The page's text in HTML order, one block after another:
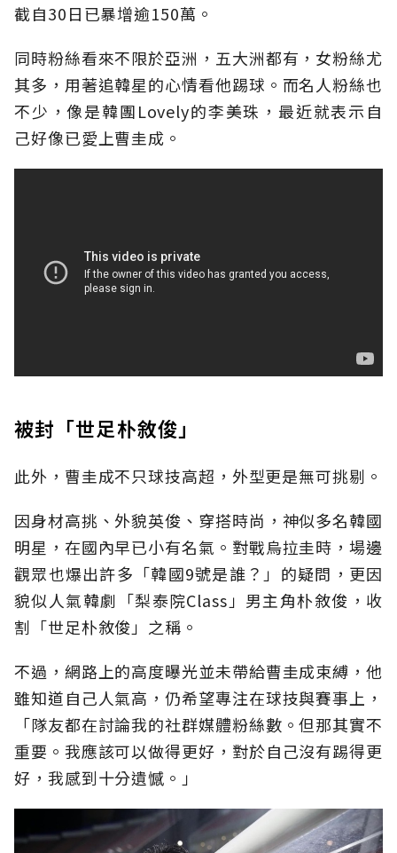
截自30日已暴增逾150萬。
同時粉絲看來不限於亞洲，五大洲都有，女粉絲尤
其多，用著追韓星的心情看他踢球。而名人粉絲也
不少，像是韓團Lovely的李美珠，最近就表示自
己好像已愛上曹圭成。
被封「世足朴敘俊」
此外，曹圭成不只球技高超，外型更是無可挑剔。
因身材高挑、外貌英俊、穿搭時尚，神似多名韓國
明星，在國內早已小有名氣。對戰烏拉圭時，場邊
觀眾也爆出許多「韓國9號是誰？」的疑問，更因
貌似人氣韓劇「梨泰院Class」男主角朴敘俊，收
割「世足朴敘俊」之稱。
不過，網路上的高度曝光並未帶給曹圭成束縛，他
雖知道自己人氣高，仍希望專注在球技與賽事上，
「隊友都在討論我的社群媒體粉絲數。但那其實不
重要。我應該可以做得更好，對於自己沒有踢得更
好，我感到十分遺憾。」